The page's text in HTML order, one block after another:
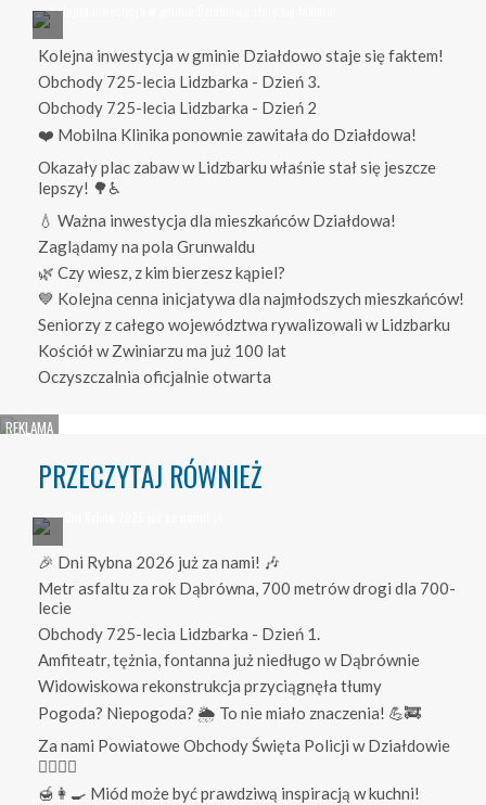
Kolejna inwestycja w gminie Działdowo staje się faktem!
Obchody 725-lecia Lidzbarka - Dzień 3.
Obchody 725-lecia Lidzbarka - Dzień 2
❤️ Mobilna Klinika ponownie zawitała do Działdowa!
Okazały plac zabaw w Lidzbarku właśnie stał się jeszcze
lepszy! 🌳♿
💧 Ważna inwestycja dla mieszkańców Działdowa!
Zaglądamy na pola Grunwaldu
🌿 Czy wiesz, z kim bierzesz kąpiel?
💙 Kolejna cenna inicjatywa dla najmłodszych mieszkańców!
Seniorzy z całego województwa rywalizowali w Lidzbarku
Kościół w Zwiniarzu ma już 100 lat
Oczyszczalnia oficjalnie otwarta
PRZECZYTAJ RÓWNIEŻ
🎉 Dni Rybna 2026 już za nami! 🎶
Metr asfaltu za rok Dąbrówna, 700 metrów drogi dla 700-
lecie
Obchody 725-lecia Lidzbarka - Dzień 1.
Amfiteatr, tężnia, fontanna już niedługo w Dąbrównie
Widowiskowa rekonstrukcja przyciągnęła tłumy
Pogoda? Niepogoda? 🌦️ To nie miało znaczenia! 💪🚒
Za nami Powiatowe Obchody Święta Policji w Działdowie
👮‍♀️👮‍♂️
🍯👩‍🍳 Miód może być prawdziwą inspiracją w kuchni!